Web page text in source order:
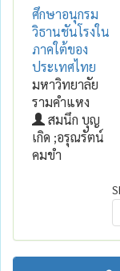
ศึกษาอนุกรม
วิธานชันโรงใน
ภาคใต้ของ
ประเทศไทย
มหาวิทยาลัย
รามคำแหง
สมนึก บุญ
เกิด ;อรุณรัตน์
คมขำ